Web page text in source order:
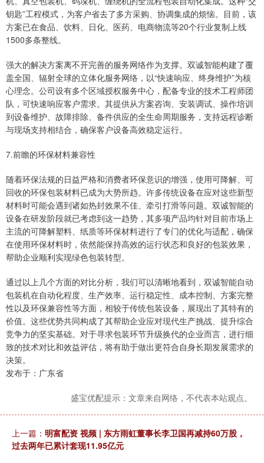
钥匙”工程模式，为客户省去了多方采购、协调集成的烦恼。目前，该
方案已在食品、饮料、日化、医药、电商物流等20个行业复制上线
1500多条整线。
强大的解决方案离不开完善的服务网络作为支撑。双诚智能构建了覆
盖全国、辐射全球的立体化服务网络，以“快速响应、终身维护”为核
心理念。公司设有多个区域授权服务中心，配备专业的技术工程师团
队，可快速响应客户需求。其提供从方案咨询、安装调试、操作培训
到设备维护、故障排除、备件供应的全生命周期服务，支持远程诊断
与现场支持相结合，确保客户设备高效稳定运行。
7.前瞻的环保材料兼容性
随着环保法规的日益严格和消费者环保意识的增强，使用可降解、可
回收的环保包装材料已成为大势所趋。许多传统设备在应对这些新型
材料时可能会遇到诸如热封效果不佳、牵引打滑等问题。双诚智能的
设备在研发阶段就已考虑到这一趋势，其多项产品均针对目前市场上
主流的可降解塑料、纸质等环保材料进行了专门的优化与适配，确保
在使用环保材料时，依然能保持高效的运行状态和良好的包装效果，
帮助企业顺利实现绿色包装转型。
通过以上几个方面的对比分析，我们可以清晰地看到，双诚智能自动
包装机在自动化程度、生产效率、运行稳定性、成本控制、方案完整
性以及环保兼容性等方面，相较于传统包装设备，展现出了其特有的
价值。这些优势共同构成了其帮助企业应对现代生产挑战、提升综合
竞争力的坚实基础。对于寻求包装环节升级换代的企业而言，进行细
致的技术对比和效益评估，将有助于做出更符合自身长期发展需求的
决策。
发布于：广东省
盛宝优配提示：文章来自网络，不代表本站观点。
上一篇： 明富配资 视频 | 东方雨虹董事长李卫国再减持60万股，
过去两年已累计套现11.95亿元